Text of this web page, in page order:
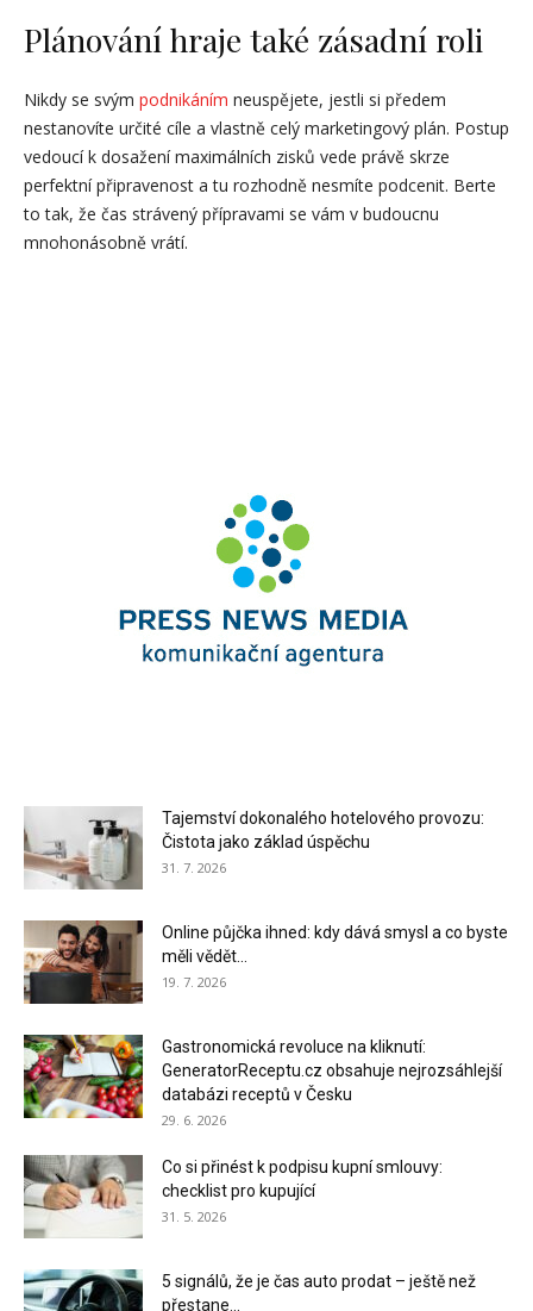
Plánování hraje také zásadní roli
Nikdy se svým podnikáním neuspějete, jestli si předem
nestanovíte určité cíle a vlastně celý marketingový plán. Postup
vedoucí k dosažení maximálních zisků vede právě skrze
perfektní připravenost a tu rozhodně nesmíte podcenit. Berte
to tak, že čas strávený přípravami se vám v budoucnu
mnohonásobně vrátí.
Tajemství dokonalého hotelového provozu:
Čistota jako základ úspěchu
31. 7. 2026
Online půjčka ihned: kdy dává smysl a co byste
měli vědět...
19. 7. 2026
Gastronomická revoluce na kliknutí:
GeneratorReceptu.cz obsahuje nejrozsáhlejší
databázi receptů v Česku
29. 6. 2026
Co si přinést k podpisu kupní smlouvy:
checklist pro kupující
31. 5. 2026
5 signálů, že je čas auto prodat – ještě než
přestane...